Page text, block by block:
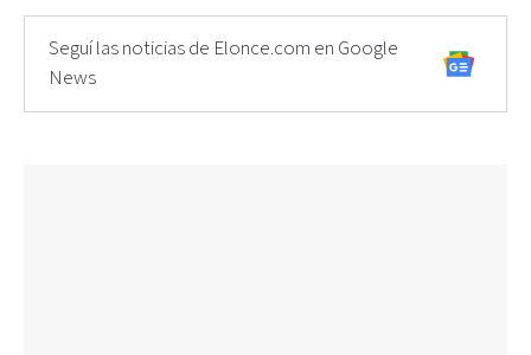
Seguí las noticias de Elonce.com en Google
News